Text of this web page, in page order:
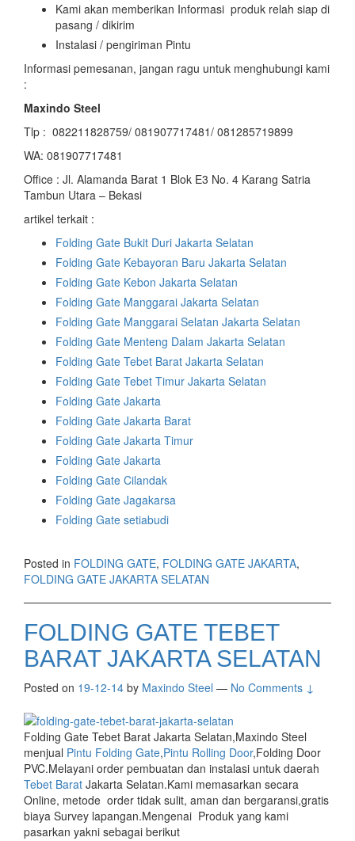
Kami akan memberikan Informasi produk relah siap di
pasang / dikirim
Instalasi / pengiriman Pintu
Informasi pemesanan, jangan ragu untuk menghubungi kami
:
Maxindo Steel
Tlp : 082211828759/ 081907717481/ 081285719899
WA: 081907717481
Office : Jl. Alamanda Barat 1 Blok E3 No. 4 Karang Satria
Tambun Utara – Bekasi
artikel terkait :
Folding Gate Bukit Duri Jakarta Selatan
Folding Gate Kebayoran Baru Jakarta Selatan
Folding Gate Kebon Jakarta Selatan
Folding Gate Manggarai Jakarta Selatan
Folding Gate Manggarai Selatan Jakarta Selatan
Folding Gate Menteng Dalam Jakarta Selatan
Folding Gate Tebet Barat Jakarta Selatan
Folding Gate Tebet Timur Jakarta Selatan
Folding Gate Jakarta
Folding Gate Jakarta Barat
Folding Gate Jakarta Timur
Folding Gate Jakarta
Folding Gate Cilandak
Folding Gate Jagakarsa
Folding Gate setiabudi
Posted in FOLDING GATE, FOLDING GATE JAKARTA,
FOLDING GATE JAKARTA SELATAN
FOLDING GATE TEBET
BARAT JAKARTA SELATAN
Posted on 19-12-14 by Maxindo Steel — No Comments ↓
Folding Gate Tebet Barat Jakarta Selatan,Maxindo Steel
menjual Pintu Folding Gate,Pintu Rolling Door,Folding Door
PVC.Melayani order pembuatan dan instalasi untuk daerah
Tebet Barat Jakarta Selatan.Kami memasarkan secara
Online, metode order tidak sulit, aman dan bergaransi,gratis
biaya Survey lapangan.Mengenai Produk yang kami
pasarkan yakni sebagai berikut